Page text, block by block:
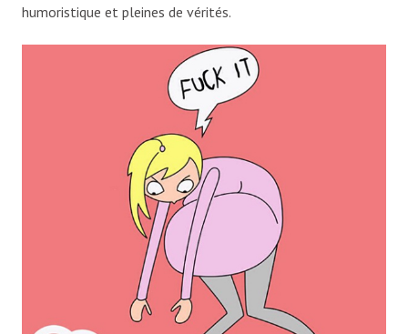
humoristique et pleines de vérités.